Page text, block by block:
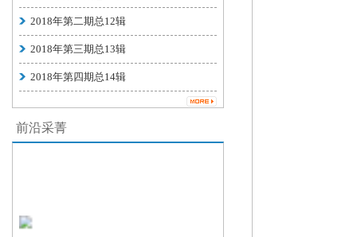
2018年第二期总12辑
2018年第三期总13辑
2018年第四期总14辑
前沿采菁